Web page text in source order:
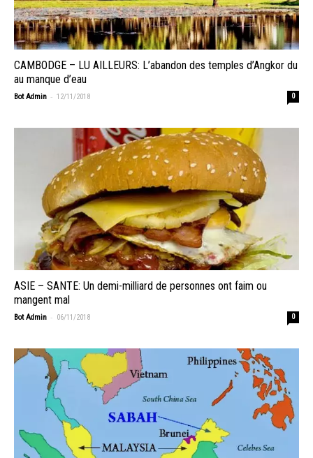
CAMBODGE – LU AILLEURS: L’abandon des temples d’Angkor du
au manque d’eau
Bot Admin - 12/11/2018 0
ASIE – SANTE: Un demi-milliard de personnes ont faim ou
mangent mal
Bot Admin - 06/11/2018 0